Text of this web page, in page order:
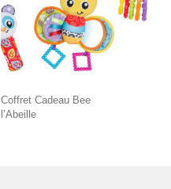
Coffret Cadeau Bee
l’Abeille